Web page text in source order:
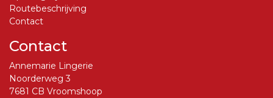
Routebeschrijving
Contact
Contact
Annemarie Lingerie
Noorderweg 3
7681 CB Vroomshoop